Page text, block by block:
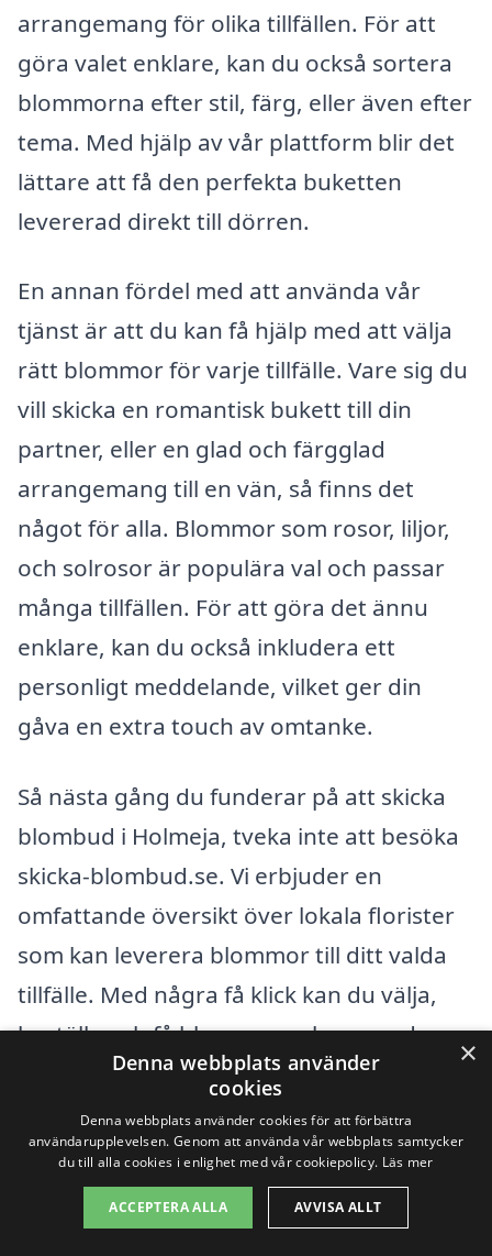
arrangemang för olika tillfällen. För att
göra valet enklare, kan du också sortera
blommorna efter stil, färg, eller även efter
tema. Med hjälp av vår plattform blir det
lättare att få den perfekta buketten
levererad direkt till dörren.
En annan fördel med att använda vår
tjänst är att du kan få hjälp med att välja
rätt blommor för varje tillfälle. Vare sig du
vill skicka en romantisk bukett till din
partner, eller en glad och färgglad
arrangemang till en vän, så finns det
något för alla. Blommor som rosor, liljor,
och solrosor är populära val och passar
många tillfällen. För att göra det ännu
enklare, kan du också inkludera ett
personligt meddelande, vilket ger din
gåva en extra touch av omtanke.
Så nästa gång du funderar på att skicka
blombud i Holmeja, tveka inte att besöka
skicka-blombud.se. Vi erbjuder en
omfattande översikt över lokala florister
som kan leverera blommor till ditt valda
tillfälle. Med några få klick kan du välja,
beställa och få blommorna levererade –
allt för att ge en härlig
blommorupplevelse till någon du tycker
om.
Att skicka blommor handlar inte bara om
×
Denna webbplats använder
cookies
Denna webbplats använder cookies för att förbättra
användarupplevelsen. Genom att använda vår webbplats samtycker
du till alla cookies i enlighet med vår cookiepolicy. Läs mer
ACCEPTERA ALLA AVVISA ALLT